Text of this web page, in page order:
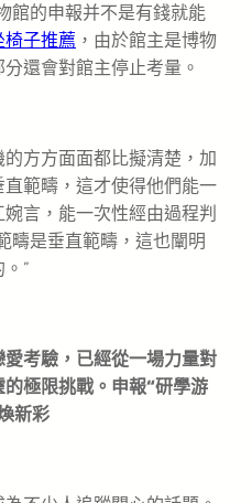
館的申報并不是有錢就能
椅子推薦 ，由於館主是博物
還會對館主停止考量。
方方面面都比擬清楚，加
範疇，這才使得他們能一
言，能一次性經由過程判
疇是垂直範疇，這也闡明
”
考驗，已經從一場力量對
極限挑戰。申報“研學游
新彩